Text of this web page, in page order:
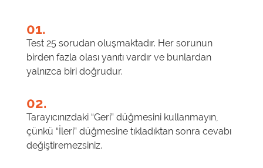
01.
Test 25 sorudan oluşmaktadır. Her sorunun
birden fazla olası yanıtı vardır ve bunlardan
yalnızca biri doğrudur.
02.
Tarayıcınızdaki “Geri” düğmesini kullanmayın,
çünkü “İleri” düğmesine tıkladıktan sonra cevabı
değiştiremezsiniz.